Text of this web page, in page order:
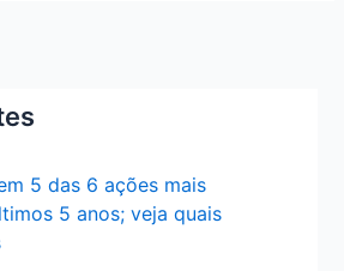
5 das 6 ações mais
5 anos; veja quais